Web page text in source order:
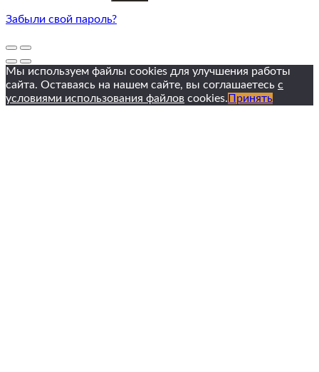
Забыли свой пароль?
Мы используем файлы cookies для улучшения работы
сайта. Оставаясь на нашем сайте, вы соглашаетесь с
условиями использования файлов cookies. Принять